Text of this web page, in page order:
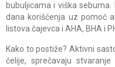
bubuljicama i viška
dana korišćenja uz pomoć
listova čajevca i AHA, BHA i
Kako to postiže? Aktivni
ćelije, sprečavaju